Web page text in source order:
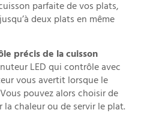
parfaite de vos plats,
deux plats en même
précis de la cuisson
LED qui contrôle avec
vous avertit lorsque le
pouvez alors choisir de
la chaleur ou de servir le plat.